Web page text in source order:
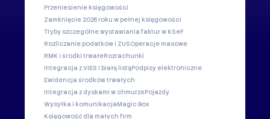
Przeniesienie księgowości
Zamknięcie 2025 roku w pełnej księgowości
Tryby szczególne wystawiania faktur w KSeF
Rozliczanie podatków i ZUSOperacje masowe
RMK i środki trwałeRozrachunki
Integracja z VIES i białą listąPodpisy elektroniczne
Ewidencja środków trwałych
Integracja z dyskami w chmurzePojazdy
Wysyłka i komunikacjaMagic Box
Księgowość dla małych firm